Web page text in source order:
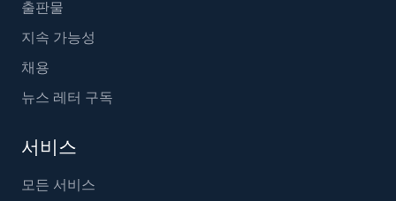
출판물
지속 가능성
채용
뉴스 레터 구독
서비스
모든 서비스